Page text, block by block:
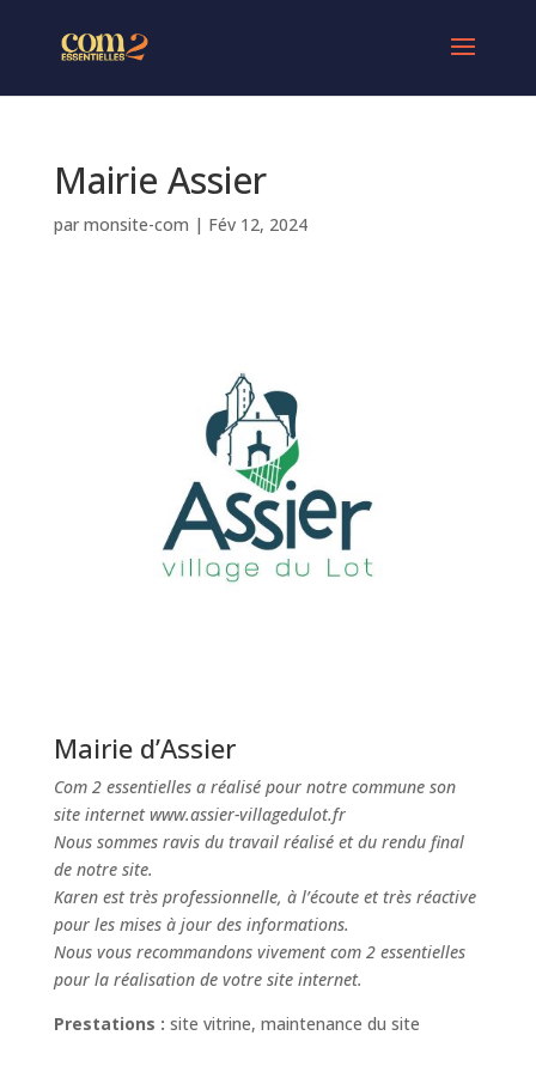
Mairie Assier
par monsite-com | Fév 12, 2024
Mairie d’Assier
Com 2 essentielles a réalisé pour notre commune son
site internet www.assier-villagedulot.fr
Nous sommes ravis du travail réalisé et du rendu final
de notre site.
Karen est très professionnelle, à l’écoute et très réactive
pour les mises à jour des informations.
Nous vous recommandons vivement com 2 essentielles
pour la réalisation de votre site internet.
Prestations : site vitrine, maintenance du site